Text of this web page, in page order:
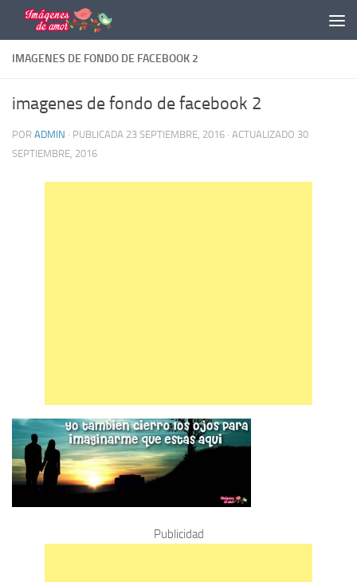
Saltar al contenido
IMAGENES DE FONDO DE FACEBOOK 2
imagenes de fondo de facebook 2
POR ADMIN · PUBLICADA 23 SEPTIEMBRE, 2016 · ACTUALIZADO 30
SEPTIEMBRE, 2016
Publicidad